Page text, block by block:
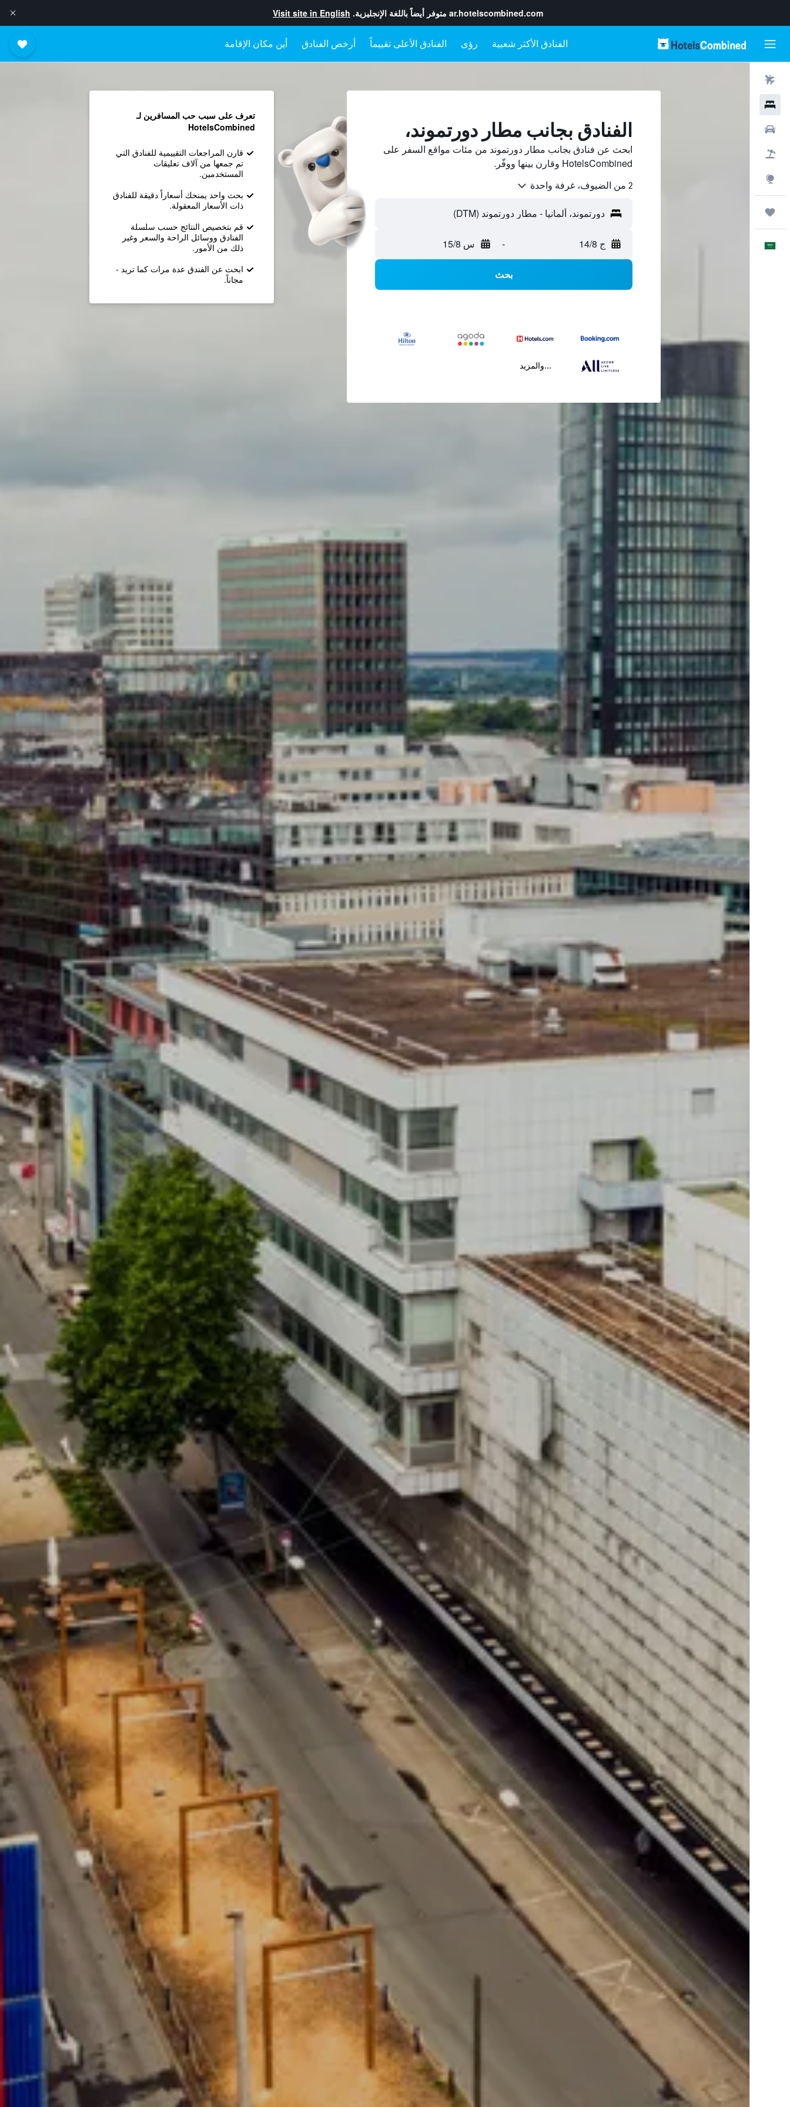
ar.hotelscombined.com متوفر أيضاً باللغة الإنجليزية. Visit site in English
رؤى الفنادق الأعلى تقييماً أرخص الفنادق أين مكان الإقامة
الفنادق بجانب مطار دورتموند،
ابحث عن فنادق بجانب مطار دورتموند من مئات مواقع السفر على
HotelsCombined وقارن بينها ووفّر.
2 من الضيوف، غرفة واحدة
ج 14/8 - س 15/8
بحث
...والمزيد
تعرف على سبب حب المسافرين لـ
HotelsCombined
قارن المراجعات التقييمية للفنادق التي
تم جمعها من آلاف تعليقات
المستخدمين.
بحث واحد يمنحك أسعاراً دقيقة للفنادق
ذات الأسعار المعقولة.
قم بتخصيص النتائج حسب سلسلة
الفنادق ووسائل الراحة والسعر وغير
ذلك من الأمور.
ابحث عن الفندق عدة مرات كما تريد -
مجاناً.